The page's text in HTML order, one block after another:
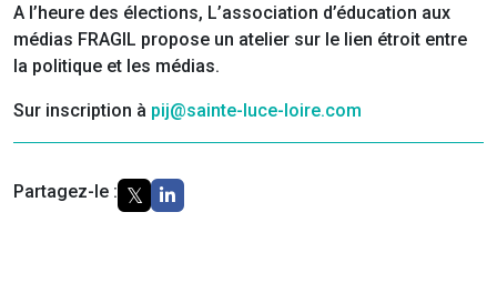
A l’heure des élections, L’association d’éducation aux
médias FRAGIL propose un atelier sur le lien étroit entre
la politique et les médias.
Sur inscription à pij@sainte-luce-loire.com
Partagez-le :